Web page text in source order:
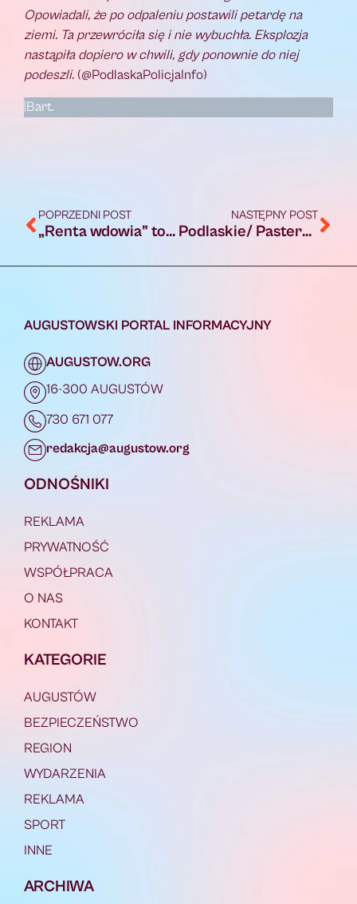
Opowiadali, że po odpaleniu postawili petardę na
ziemi. Ta przewróciła się i nie wybuchła. Eksplozja
nastąpiła dopiero w chwili, gdy ponownie do niej
podeszli. (@PodlaskaPolicjaInfo)
|Bart.
POPRZEDNI POST
„Renta wdowia” to możliwość łączenia wypłaty renty rodzinnej z innym świadczeniem
NASTĘPNY POST
Podlaskie/ Pasterki również po litewsku w skupiskach mniejszości litewskiej na Suwalszczyźnie
AUGUSTOWSKI PORTAL INFORMACYJNY
AUGUSTOW.ORG
16-300 AUGUSTÓW
730 671 077
redakcja@augustow.org
ODNOŚNIKI
REKLAMA
PRYWATNOŚĆ
WSPÓŁPRACA
O NAS
KONTAKT
KATEGORIE
AUGUSTÓW
BEZPIECZEŃSTWO
REGION
WYDARZENIA
REKLAMA
SPORT
INNE
ARCHIWA